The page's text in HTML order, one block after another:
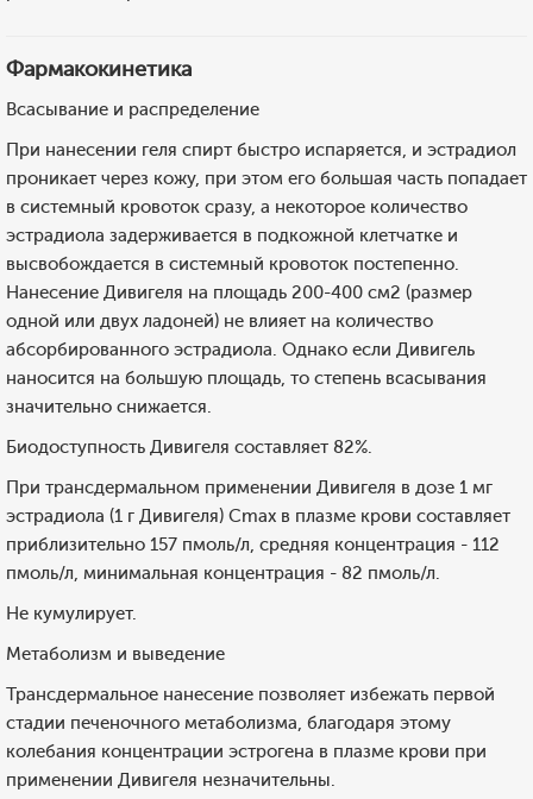
Фармакокинетика
Всасывание и распределение
При нанесении геля спирт быстро испаряется, и эстрадиол
проникает через кожу, при этом его большая часть попадает
в системный кровоток сразу, а некоторое количество
эстрадиола задерживается в подкожной клетчатке и
высвобождается в системный кровоток постепенно.
Нанесение Дивигеля на площадь 200-400 см2 (размер
одной или двух ладоней) не влияет на количество
абсорбированного эстрадиола. Однако если Дивигель
наносится на большую площадь, то степень всасывания
значительно снижается.
Биодоступность Дивигеля составляет 82%.
При трансдермальном применении Дивигеля в дозе 1 мг
эстрадиола (1 г Дивигеля) Cmax в плазме крови составляет
приблизительно 157 пмоль/л, средняя концентрация - 112
пмоль/л, минимальная концентрация - 82 пмоль/л.
Не кумулирует.
Метаболизм и выведение
Трансдермальное нанесение позволяет избежать первой
стадии печеночного метаболизма, благодаря этому
колебания концентрации эстрогена в плазме крови при
применении Дивигеля незначительны.